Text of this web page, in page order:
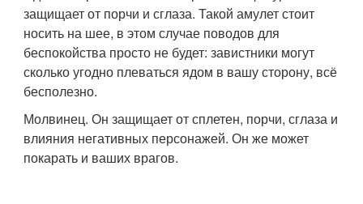
защищает от порчи и сглаза. Такой амулет стоит
носить на шее, в этом случае поводов для
беспокойства просто не будет: завистники могут
сколько угодно плеваться ядом в вашу сторону, всё
бесполезно.
Молвинец. Он защищает от сплетен, порчи, сглаза и
влияния негативных персонажей. Он же может
покарать и ваших врагов.